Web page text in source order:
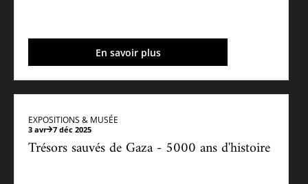
En savoir plus
EXPOSITIONS & MUSÉE
3 avr 7 déc 2025
Trésors sauvés de Gaza - 5000 ans d'histoire